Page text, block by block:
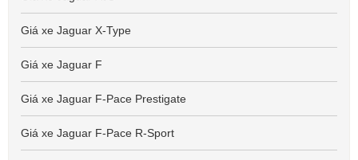
Giá xe Jaguar X-Type
Giá xe Jaguar F
Giá xe Jaguar F-Pace Prestigate
Giá xe Jaguar F-Pace R-Sport